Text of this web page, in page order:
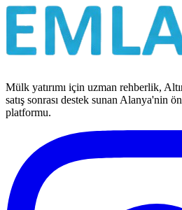
Mülk yatırımı için uzman rehberlik,
satış sonrası destek sunan Alanya'nin
platformu.